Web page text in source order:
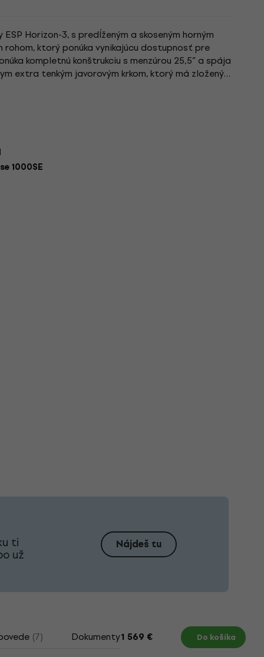
Horizon-3, s predĺženým a skoseným horným
rohom, ktorý ponúka vynikajúcu dostupnosť pre
kompletnú konštrukciu s menzúrou 25,5” a spája
extra tenkým javorovým krkom, ktorý má zložený
1000SE
ti
už
Nájdeš tu
(7) Dokumenty Ako vybrať elektrickú
1 569 € Do košíka